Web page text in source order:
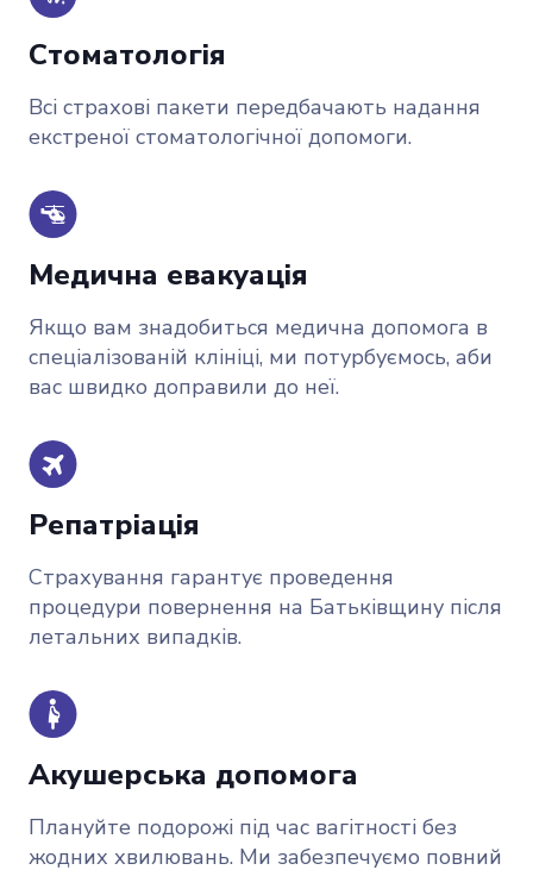
Стоматологія
Всі страхові пакети передбачають надання
екстреної стоматологічної допомоги.
Медична евакуація
Якщо вам знадобиться медична допомога в
спеціалізованій клініці, ми потурбуємось, аби
вас швидко доправили до неї.
Репатріація
Страхування гарантує проведення
процедури повернення на Батьківщину після
летальних випадків.
Акушерська допомога
Плануйте подорожі під час вагітності без
жодних хвилювань. Ми забезпечуємо повний